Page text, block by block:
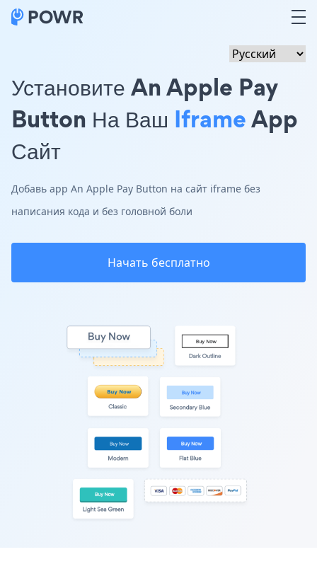
Установите An Apple Pay
Button На Ваш IframeApp
Сайт
Добавь app An Apple Pay Button на сайт iframe без
написания кода и без головной боли
Начать бесплатно